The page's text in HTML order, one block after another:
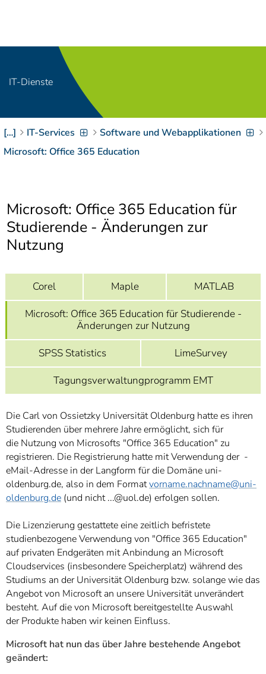
Zur Suche springen
[Access-Key 4]
Zur Hauptnavigation
springen[
springen [Access-Key
9
Zur
Informationen zur
Barrierefreiheit
IT-Dienste
[…] IT-Services
Software und Webapplikationen
Microsoft: Office 365 Education
Microsoft: Office 365 Education für
Studierende - Änderungen zur
Nutzung
Corel Maple
MATLAB
Microsoft: Office 365 Education für Studierende -
Änderungen zur Nutzung
SPSS Statistics
LimeSurvey
Tagungsverwaltungprogramm EMT
Die Carl von Ossietzky Universität Oldenburg hatte es ihren
Studierenden über mehrere Jahre ermöglicht, sich für
die Nutzung von Microsofts "Office 365 Education" zu
registrieren. Die Registrierung hatte mit Verwendung der -
eMail-Adresse in der Langform für die Domäne uni-
oldenburg.de, also in dem Formatvorname.nachname@uni-
oldenburg.de (und nicht ...@uol.de) erfolgen sollen.
Die Lizenzierung gestattete eine zeitlich befristete
studienbezogene Verwendung von "Office 365 Education"
auf privaten Endgeräten mit Anbindung an Microsoft
Cloudservices (insbesondere Speicherplatz) während des
Studiums an der Universität Oldenburg bzw. solange wie das
Angebot von Microsoft an unsere Universität unverändert
besteht. Auf die von Microsoft bereitgestellte Auswahl
der Produkte haben wir keinen Einfluss.
Microsoft hat nun das über Jahre bestehende Angebot
geändert: